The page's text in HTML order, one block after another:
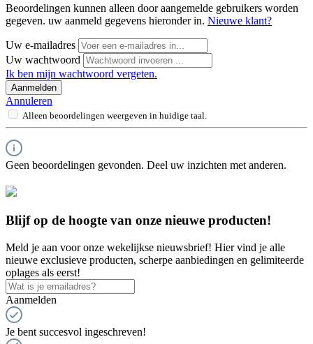
Beoordelingen kunnen alleen door aangemelde gebruikers worden
gegeven. uw aanmeld gegevens hieronder in. Nieuwe klant?
Uw e-mailadres
Uw wachtwoord
Ik ben mijn wachtwoord vergeten.
Aanmelden
Annuleren
Alleen beoordelingen weergeven in huidige taal.
Geen beoordelingen gevonden. Deel uw inzichten met anderen.
Blijf op de hoogte van onze nieuwe producten!
Meld je aan voor onze wekelijkse nieuwsbrief! Hier vind je alle
nieuwe exclusieve producten, scherpe aanbiedingen en gelimiteerde
oplages als eerst!
Aanmelden
Je bent succesvol ingeschreven!